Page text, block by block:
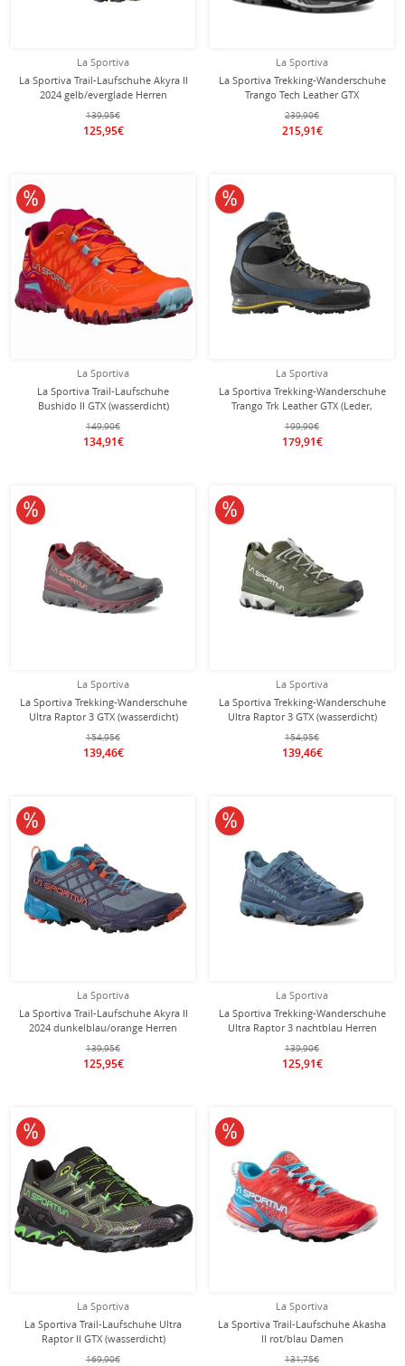
La Sportiva
La Sportiva Trail-Laufschuhe Akyra II
2024 gelb/everglade Herren
139,95€
125,95€
La Sportiva
La Sportiva Trekking-Wanderschuhe
Trango Tech Leather GTX
(Nubukeder, wasserdicht)
gelb/schwarz Herren
239,90€
215,91€
La Sportiva
La Sportiva Trail-Laufschuhe
Bushido II GTX (wasserdicht)
violett/orange Damen
149,90€
134,91€
10% reduziert
La Sportiva
La Sportiva Trekking-Wanderschuhe
Trango Trk Leather GTX (Leder,
wasserdicht) carbongrau/alpine
Herren
199,90€
179,91€
10% reduziert
La Sportiva
La Sportiva Trekking-Wanderschuhe
Ultra Raptor 3 GTX (wasserdicht)
carbongrau/rot Herren
154,95€
139,46€
10% reduziert
La Sportiva
La Sportiva Trekking-Wanderschuhe
Ultra Raptor 3 GTX (wasserdicht)
dunkelgrün/grau Damen
154,95€
139,46€
10% reduziert
La Sportiva
La Sportiva Trail-Laufschuhe Akyra II
2024 dunkelblau/orange Herren
139,95€
125,95€
10% reduziert
La Sportiva
La Sportiva Trekking-Wanderschuhe
Ultra Raptor 3 nachtblau Herren
139,90€
125,91€
10% reduziert
La Sportiva
La Sportiva Trail-Laufschuhe Ultra
Raptor II GTX (wasserdicht)
metallgrau/grün Herren
169,90€
10% reduziert
La Sportiva
La Sportiva Trail-Laufschuhe Akasha
II rot/blau Damen
131,75€
10% reduziert